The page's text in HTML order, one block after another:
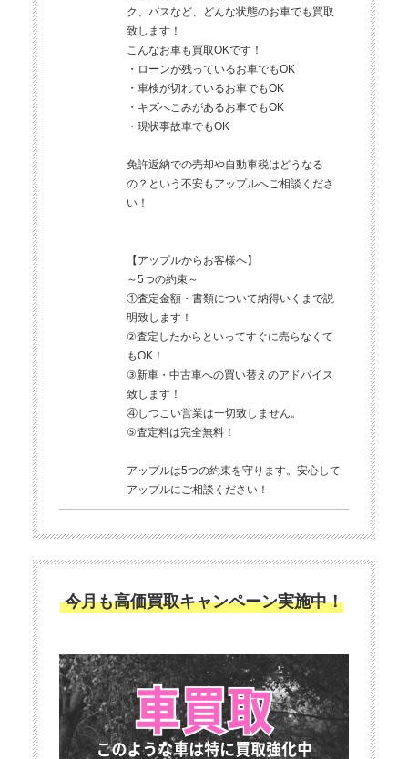
ク、バスなど、どんな状態のお車でも買取
致します！
こんなお車も買取OKです！
・ローンが残っているお車でもOK
・車検が切れているお車でもOK
・キズへこみがあるお車でもOK
・現状事故車でもOK
免許返納での売却や自動車税はどうなる
の？という不安もアップルへご相談くださ
い！
【アップルからお客様へ】
～5つの約束～
①査定金額・書類について納得いくまで説
明致します！
②査定したからといってすぐに売らなくて
もOK！
③新車・中古車への買い替えのアドバイス
致します！
④しつこい営業は一切致しません。
⑤査定料は完全無料！
アップルは5つの約束を守ります。安心して
アップルにご相談ください！
今月も高価買取キャンペーン実施中！